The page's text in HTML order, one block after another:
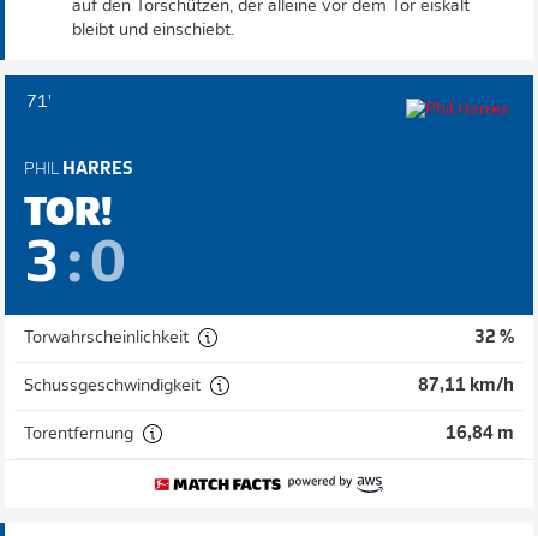
auf den Torschützen, der alleine vor dem Tor eiskalt
bleibt und einschiebt.
71'
PHIL HARRES
TOR!
3 :0
Torwahrscheinlichkeit 32 %
Schussgeschwindigkeit 87,11 km/h
Torentfernung 16,84 m